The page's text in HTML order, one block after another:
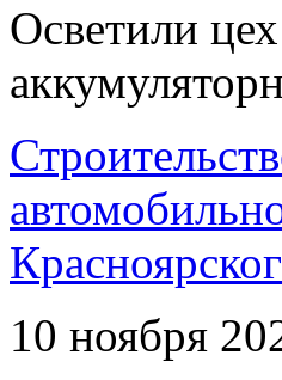
Осветили
10 ноября